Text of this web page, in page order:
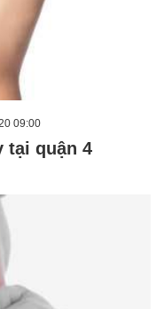
09:00
tại quận 4